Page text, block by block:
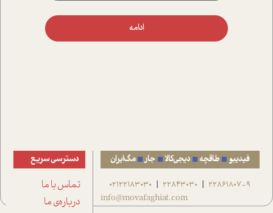
ادامه
فیدیبو طاقچه دیجی‌کالا جار مگ‌ایران
22861807-9
|
22843030
|
02122183030
info@movafaghiat.com
دسترسی سریع
تماس با ما
درباره‌ی ما